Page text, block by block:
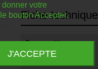
Fiche technique
Compositions
votre
bouton Accepter.
J'ACCEPTE